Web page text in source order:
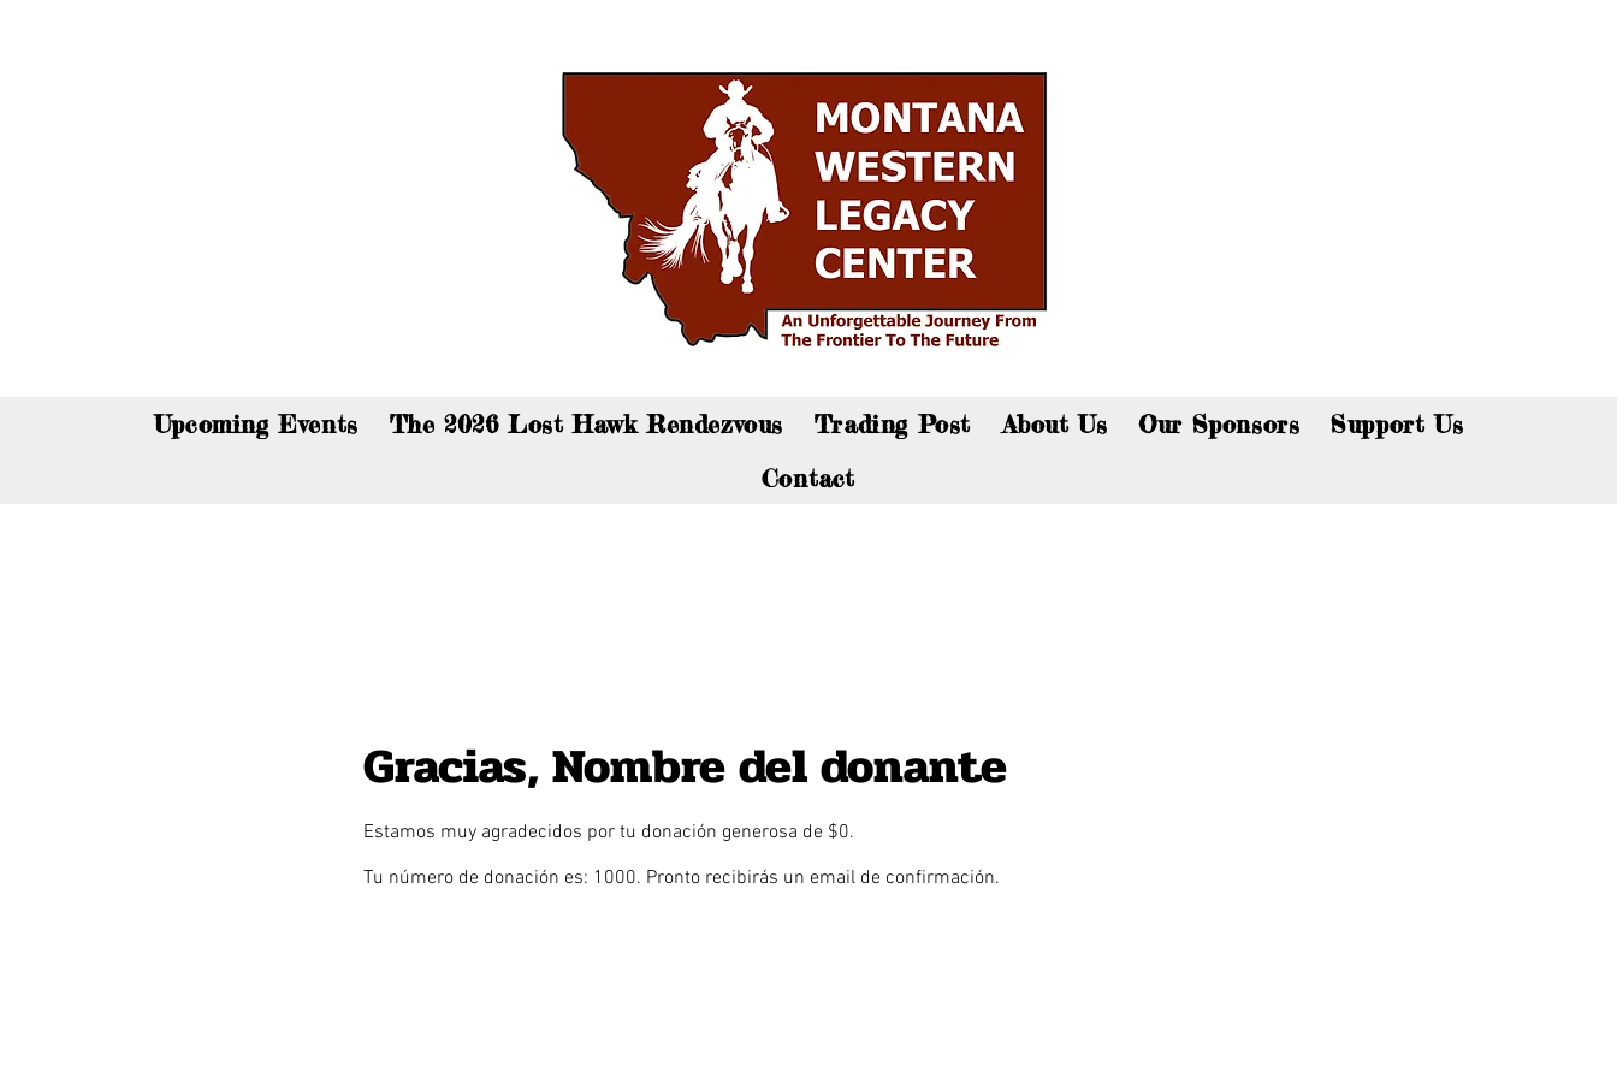
Upcoming Events The 2026 Lost Hawk Rendezvous Trading Post About Us Our Sponsors
Support Us
Contact
Gracias, Nombre del donante
Estamos muy agradecidos por tu donación generosa de $0.
Tu número de donación es: 1000. Pronto recibirás un email de confirmación.